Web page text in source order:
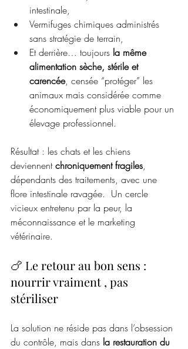
intestinale,
Vermifuges chimiques administrés
sans stratégie de terrain,
Et derrière… toujours la même
alimentation sèche, stérile et
carencée, censée “protéger” les
animaux mais considérée comme
économiquement plus viable pour un
élevage professionnel.
Résultat : les chats et les chiens
deviennent chroniquement fragiles,
dépendants des traitements, avec une
flore intestinale ravagée.  Un cercle
vicieux entretenu par la peur, la
méconnaissance et le marketing
vétérinaire.
🍗 Le retour au bon sens :
nourrir vraiment , pas
stériliser
La solution ne réside pas dans l’obsession
du contrôle, mais dans la restauration du